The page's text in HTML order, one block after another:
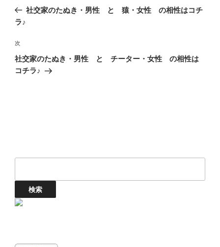
ナ
ゲ
ー
シ
の
投
社交家のたぬき・男性 と 猿・女性 の相性はコチ
ラ♪
次
の
投
次
社交家のたぬき・男性 と チーター・女性 の相性は
コチラ♪